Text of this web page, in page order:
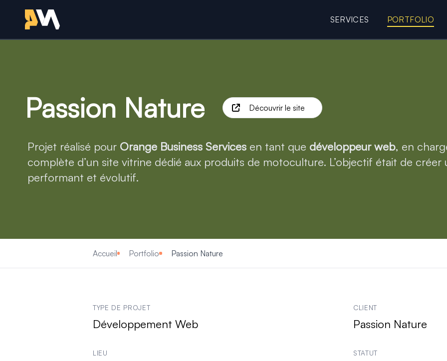
Retour à l'accueil - Site web de Pierrick Merli
SERVICES PORTFOLIO
Création complète du site pour
Passion Nature Découvrir le site
Projet réalisé pour Orange Business Servicesen tant que développeur web, en
complète d’un site vitrine dédié aux produits de motoculture. L’objectif était de créer
performant et évolutif.
Accueil Portfolio Passion Nature
Informations clés sur le projet Passion Nature
TYPE DE PROJET
Développement Web
CLIENT
Passion Nature
LIEU STATUT